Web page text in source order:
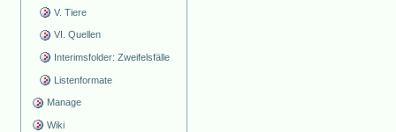
V. Tiere
VI. Quellen
Interimsfolder: Zweifelsfälle
Listenformate
Manage
Wiki